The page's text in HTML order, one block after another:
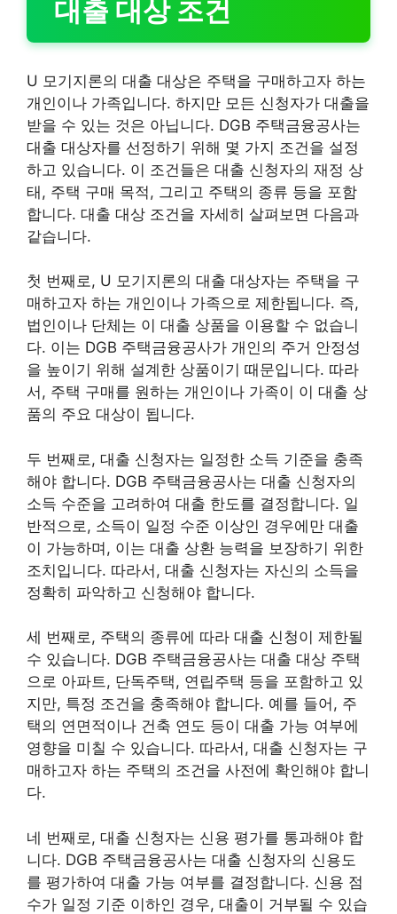
대출 대상 조건
U 모기지론의 대출 대상은 주택을 구매하고자 하는
개인이나 가족입니다. 하지만 모든 신청자가 대출을
받을 수 있는 것은 아닙니다. DGB 주택금융공사는
대출 대상자를 선정하기 위해 몇 가지 조건을 설정
하고 있습니다. 이 조건들은 대출 신청자의 재정 상
태, 주택 구매 목적, 그리고 주택의 종류 등을 포함
합니다. 대출 대상 조건을 자세히 살펴보면 다음과
같습니다.
첫 번째로, U 모기지론의 대출 대상자는 주택을 구
매하고자 하는 개인이나 가족으로 제한됩니다. 즉,
법인이나 단체는 이 대출 상품을 이용할 수 없습니
다. 이는 DGB 주택금융공사가 개인의 주거 안정성
을 높이기 위해 설계한 상품이기 때문입니다. 따라
서, 주택 구매를 원하는 개인이나 가족이 이 대출 상
품의 주요 대상이 됩니다.
두 번째로, 대출 신청자는 일정한 소득 기준을 충족
해야 합니다. DGB 주택금융공사는 대출 신청자의
소득 수준을 고려하여 대출 한도를 결정합니다. 일
반적으로, 소득이 일정 수준 이상인 경우에만 대출
이 가능하며, 이는 대출 상환 능력을 보장하기 위한
조치입니다. 따라서, 대출 신청자는 자신의 소득을
정확히 파악하고 신청해야 합니다.
세 번째로, 주택의 종류에 따라 대출 신청이 제한될
수 있습니다. DGB 주택금융공사는 대출 대상 주택
으로 아파트, 단독주택, 연립주택 등을 포함하고 있
지만, 특정 조건을 충족해야 합니다. 예를 들어, 주
택의 연면적이나 건축 연도 등이 대출 가능 여부에
영향을 미칠 수 있습니다. 따라서, 대출 신청자는 구
매하고자 하는 주택의 조건을 사전에 확인해야 합니
다.
네 번째로, 대출 신청자는 신용 평가를 통과해야 합
니다. DGB 주택금융공사는 대출 신청자의 신용도
를 평가하여 대출 가능 여부를 결정합니다. 신용 점
수가 일정 기준 이하인 경우, 대출이 거부될 수 있습